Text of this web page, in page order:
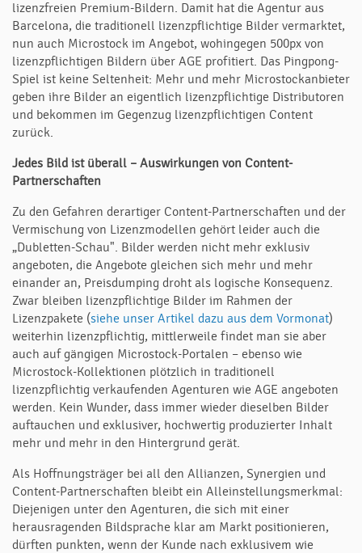
lizenzfreien Premium-Bildern. Damit hat die Agentur aus
Barcelona, die traditionell lizenzpflichtige Bilder vermarktet,
nun auch Microstock im Angebot, wohingegen 500px von
lizenzpflichtigen Bildern über AGE profitiert. Das Pingpong-
Spiel ist keine Seltenheit: Mehr und mehr Microstockanbieter
geben ihre Bilder an eigentlich lizenzpflichtige Distributoren
und bekommen im Gegenzug lizenzpflichtigen Content
zurück.
Jedes Bild ist überall – Auswirkungen von Content-
Partnerschaften
Zu den Gefahren derartiger Content-Partnerschaften und der
Vermischung von Lizenzmodellen gehört leider auch die
„Dubletten-Schau". Bilder werden nicht mehr exklusiv
angeboten, die Angebote gleichen sich mehr und mehr
einander an, Preisdumping droht als logische Konsequenz.
Zwar bleiben lizenzpflichtige Bilder im Rahmen der
Lizenzpakete (siehe unser Artikel dazu aus dem Vormonat)
weiterhin lizenzpflichtig, mittlerweile findet man sie aber
auch auf gängigen Microstock-Portalen – ebenso wie
Microstock-Kollektionen plötzlich in traditionell
lizenzpflichtig verkaufenden Agenturen wie AGE angeboten
werden. Kein Wunder, dass immer wieder dieselben Bilder
auftauchen und exklusiver, hochwertig produzierter Inhalt
mehr und mehr in den Hintergrund gerät.
Als Hoffnungsträger bei all den Allianzen, Synergien und
Content-Partnerschaften bleibt ein Alleinstellungsmerkmal:
Diejenigen unter den Agenturen, die sich mit einer
herausragenden Bildsprache klar am Markt positionieren,
dürften punkten, wenn der Kunde nach exklusivem wie